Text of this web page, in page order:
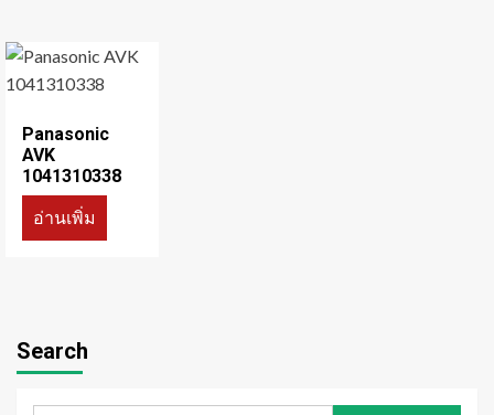
Panasonic
AVK
1041310338
อ่านเพิ่ม
Search